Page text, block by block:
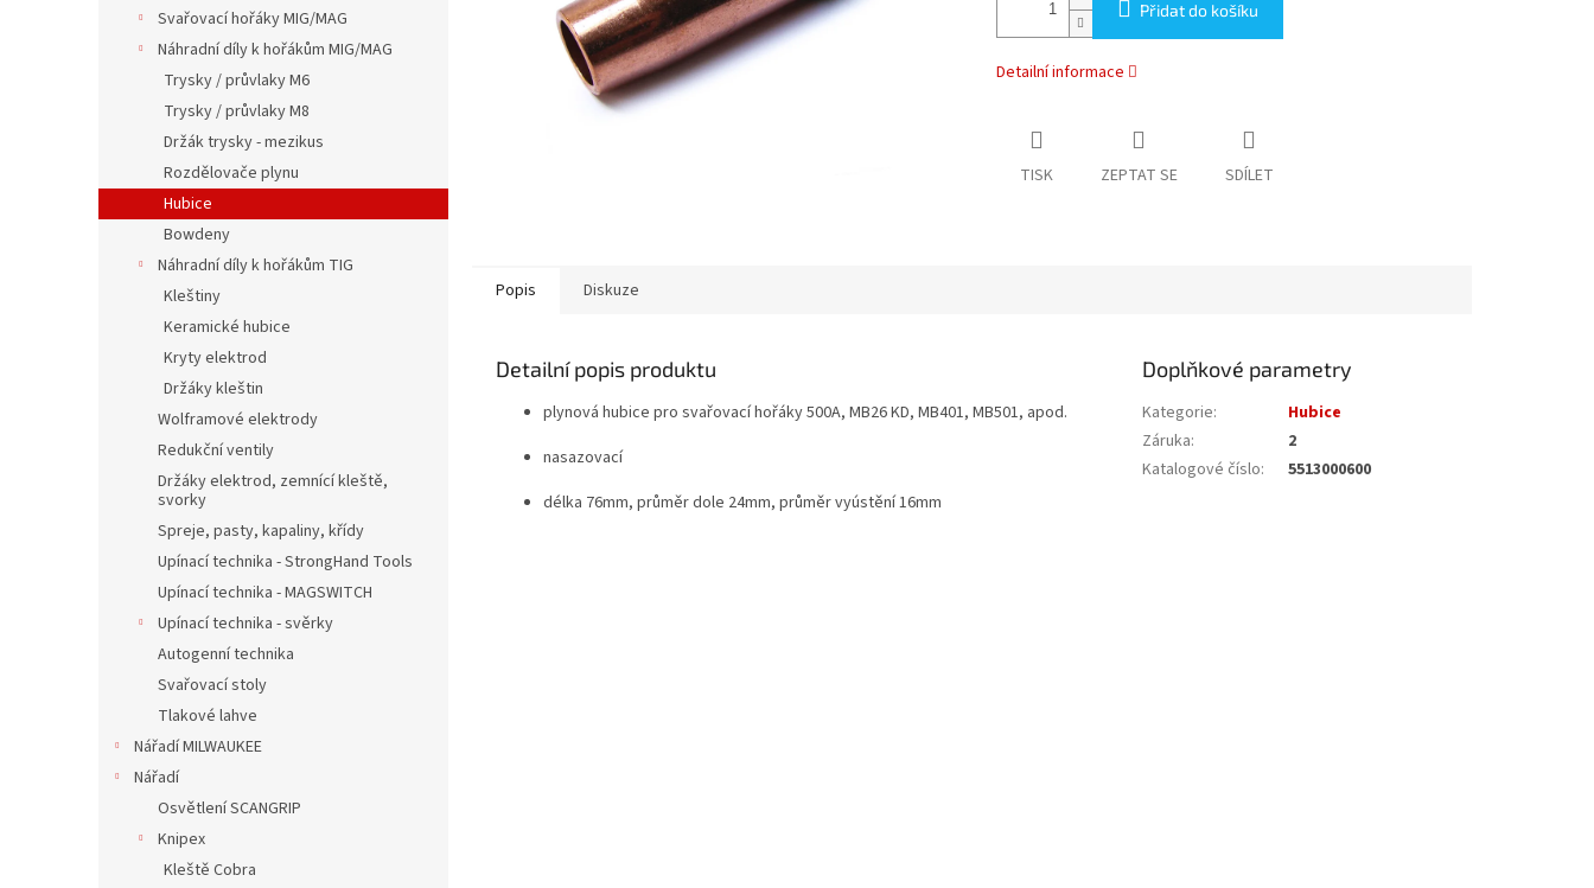
Svařovací hořáky MIG/MAG
Náhradní díly k hořákům MIG/MAG
Trysky / průvlaky M6
Trysky / průvlaky M8
Držák trysky - mezikus
Rozdělovače plynu
Hubice
Bowdeny
Náhradní díly k hořákům TIG
Kleštiny
Keramické hubice
Kryty elektrod
Držáky kleštin
Wolframové elektrody
Redukční ventily
Držáky elektrod, zemnící kleště,
svorky
Spreje, pasty, kapaliny, křídy
Upínací technika - StrongHand Tools
Upínací technika - MAGSWITCH
Upínací technika - svěrky
Autogenní technika
Svařovací stoly
Tlakové lahve
Nářadí MILWAUKEE
Nářadí
Osvětlení SCANGRIP
Knipex
Kleště Cobra
Přidat do košíku
Detailní informace
TISK ZEPTAT SE SDÍLET
Popis Diskuze
Detailní popis produktu
plynová hubice pro svařovací hořáky 500A, MB26 KD, MB401, MB501, apod.
nasazovací
délka 76mm, průměr dole 24mm, průměr vyústění 16mm
Doplňkové parametry
Kategorie:
Hubice
Záruka:
2
Katalogové číslo: 5513000600